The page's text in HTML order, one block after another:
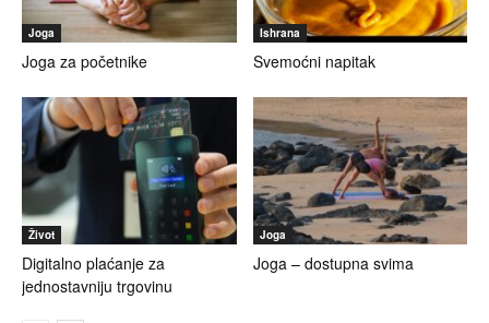
Joga
Joga za početnike
Ishrana
Svemoćni napitak
Život
Digitalno plaćanje za
jednostavniju trgovinu
Joga
Joga – dostupna svima